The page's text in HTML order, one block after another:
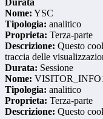
Durata
Nome: YSC
Tipologia: analitico
Proprieta: Terza-parte
Descrizione: Questo
traccia delle
Durata: Sessione
Nome:
Tipologia: analitico
Proprieta: Terza-parte
Descrizione: Questo